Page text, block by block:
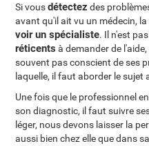
Si vousdétectezdes
avant qu'il ait vu un médecin,
voir un spécialiste. Il n'est
réticents à demander de
souvent pas conscient de ses
laquelle, il faut aborder le sujet
Une fois que le professionnel
son diagnostic, il faut suivre
léger, nous devons laisser la
aussi bien chez elle que dans